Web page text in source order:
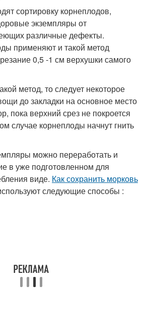
сортировку корнеплодов,
экземпляры от
различные дефекты.
применяют и такой метод
0,5 -1 см верхушки самого
метод, то следует некоторое
до закладки на основное место
пока верхний срез не покроется
случае корнеплоды начнут гнить
можно переработать и
в уже подготовленном для
виде. Как сохранить морковь
следующие способы :